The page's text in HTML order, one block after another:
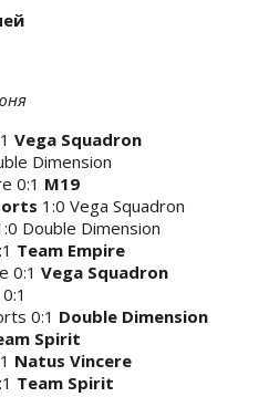
Vega Squadron
Dimension
0:1 M19
1:0 Vega Squadron
Double Dimension
Team Empire
0:1 Vega Squadron
0:1
0:1 Double Dimension
Spirit
Natus Vincere
Team Spirit